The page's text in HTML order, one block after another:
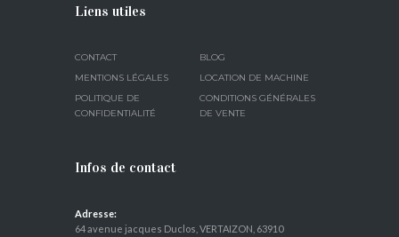
Liens utiles
CONTACT
BLOG
MENTIONS LÉGALES
LOCATION DE MACHINE
POLITIQUE DE
CONFIDENTIALITÉ
CONDITIONS GÉNÉRALES
DE VENTE
Infos de contact
Adresse:
64 avenue jacques Duclos, VERTAIZON, 63910